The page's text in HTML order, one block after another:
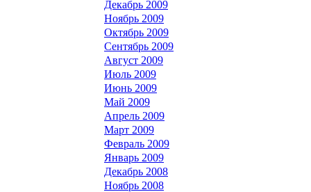
Декабрь 2009
Ноябрь 2009
Октябрь 2009
Сентябрь 2009
Август 2009
Июль 2009
Июнь 2009
Май 2009
Апрель 2009
Март 2009
Февраль 2009
Январь 2009
Декабрь 2008
Ноябрь 2008